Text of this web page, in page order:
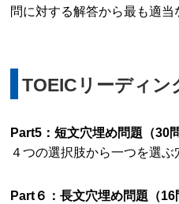
問に対する解答から最も適当
TOEICリーディン
Part5：短文穴埋め問題（30問
４つの選択肢から一つを選ぶ
Part６：長文穴埋め問題（16